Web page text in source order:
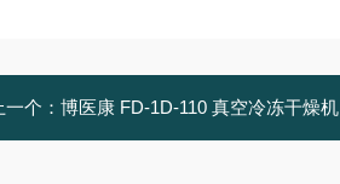
一个： 博医康 FD-1D-110 真空冷冻干燥机